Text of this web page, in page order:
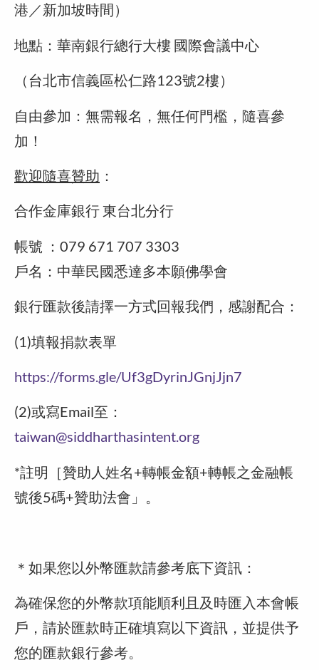
港／新加坡時間）
地點：華南銀行總行大樓 國際會議中心
（台北市信義區松仁路123號2樓）
自由參加：無需報名，無任何門檻，隨喜參
加！
歡迎隨喜贊助 ：
合作金庫銀行 東台北分行
帳號 ：079 671 707 3303
戶名：中華民國悉達多本願佛學會
銀行匯款後請擇一方式回報我們，感謝配合：
(1)填報捐款表單
https://forms.gle/Uf3gDyrinJGnjJjn7
(2)或寫Email至：
taiwan@siddharthasintent.org
*註明［贊助人姓名+轉帳金額+轉帳之金融帳
號後5碼+贊助法會」。
＊如果您以外幣匯款請參考底下資訊：
為確保您的外幣款項能順利且及時匯入本會帳
戶，請於匯款時正確填寫以下資訊，並提供予
您的匯款銀行參考。